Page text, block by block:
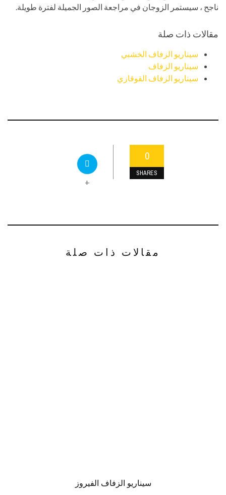
ناجح ، سيستمر الزوجان في مراجعة الصور الجميلة لفترة طويلة.
مقالات ذات صلة
سيناريو الزفاف الخشبي
سيناريو الزفاف
سيناريو الزفاف القوقازي
0
SHARES
+
مقالات ذات صلة
سيناريو الزفاف الفيروز